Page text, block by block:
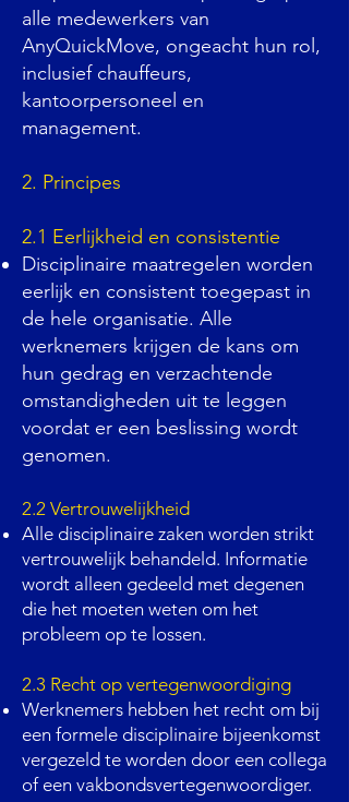
alle medewerkers van
AnyQuickMove, ongeacht hun rol,
inclusief chauffeurs,
kantoorpersoneel en
management.
2. Principes
2.1 Eerlijkheid en consistentie
Disciplinaire maatregelen worden
eerlijk en consistent toegepast in
de hele organisatie. Alle
werknemers krijgen de kans om
hun gedrag en verzachtende
omstandigheden uit te leggen
voordat er een beslissing wordt
genomen.
2.2 Vertrouwelijkheid
Alle disciplinaire zaken worden strikt
vertrouwelijk behandeld. Informatie
wordt alleen gedeeld met degenen
die het moeten weten om het
probleem op te lossen.
2.3 Recht op vertegenwoordiging
Werknemers hebben het recht om bij
een formele disciplinaire bijeenkomst
vergezeld te worden door een collega
of een vakbondsvertegenwoordiger.